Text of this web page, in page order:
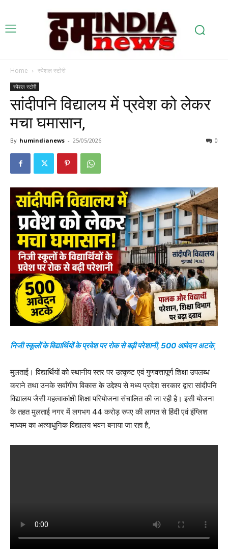
Home स्पेशल स्टोरी
स्पेशल स्टोरी
सांदीपनि विद्यालय में प्रवेश को लेकर
मचा घमासान,
By humindianews - 25/05/2026 0
निजी स्कूलों के विद्यार्थियों के प्रवेश पर रोक से बढ़ी परेशानी, 500 आवेदन अटके,
मुलताई। विद्यार्थियों को स्थानीय स्तर पर उत्कृष्ट एवं गुणवत्तापूर्ण शिक्षा उपलब्ध
कराने तथा उनके सर्वांगीण विकास के उद्देश्य से मध्य प्रदेश सरकार द्वारा सांदीपनि
विद्यालय जैसी महत्वाकांक्षी शिक्षा परियोजना संचालित की जा रही है। इसी योजना
के तहत मुलताई नगर में लगभग 44 करोड़ रुपए की लागत से हिंदी एवं इंग्लिश
माध्यम का अत्याधुनिक विद्यालय भवन बनाया जा रहा है,